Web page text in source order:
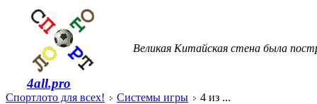
4all.pro
Великая Китайская стена была
Спортлото для всех! Системы игры 4 из ...